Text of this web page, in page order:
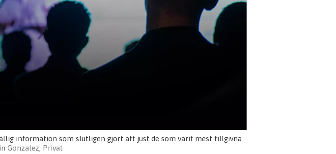
information som slutligen gjort att just de som varit mest tillgivna
Gonzalez, Privat